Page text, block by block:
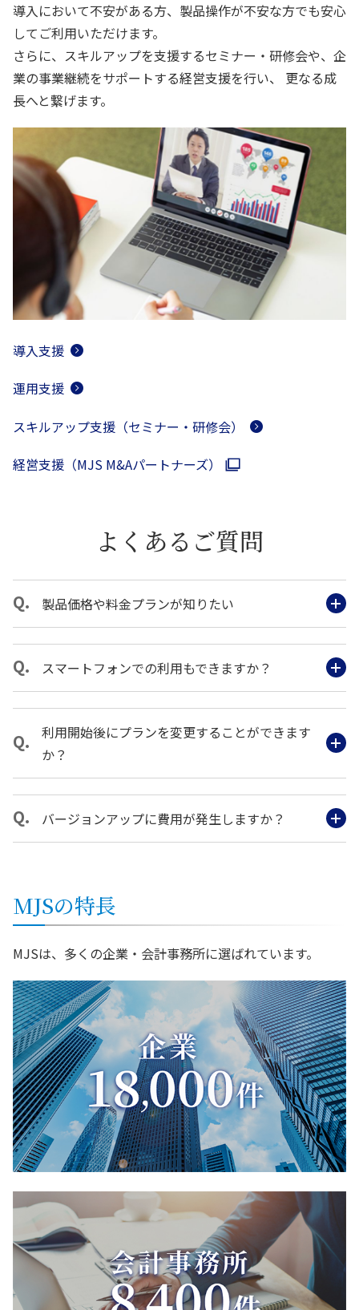
導入において不安がある方、製品操作が不安な方でも安心
してご利用いただけます。
さらに、スキルアップを支援するセミナー・研修会や、企
業の事業継続をサポートする経営支援を行い、
更なる成
長へと繋げます。
導入支援
運用支援
スキルアップ支援（セミナー・研修会）
経営支援（MJS M&Aパートナーズ）
よくあるご質問
製品価格や料金プランが知りたい
スマートフォンでの利用もできますか？
利用開始後にプランを変更することができます
か？
バージョンアップに費用が発生しますか？
MJSの特長
MJSは、多くの企業・会計事務所に選ばれています。